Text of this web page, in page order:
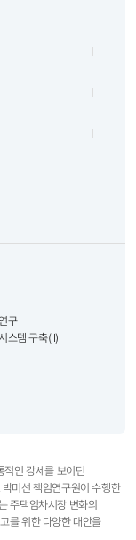
구
스템 구축(II)
적인 강세를 보이던
미선 책임연구원이 수행한
주택임차시장 변화의
를 위한 다양한 대안을